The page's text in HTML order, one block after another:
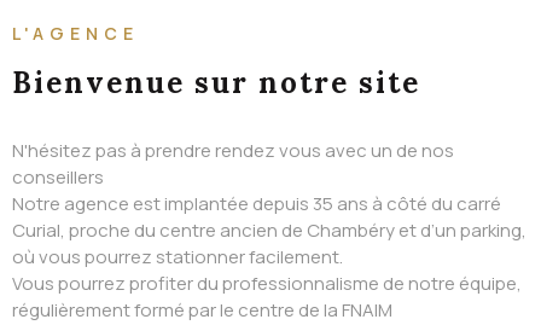
L'AGENCE
Bienvenue sur notre site
N'hésitez pas à prendre rendez vous avec un de nos
conseillers
Notre agence est implantée depuis 35 ans à côté du carré
Curial, proche du centre ancien de Chambéry et d’un parking,
où vous pourrez stationner facilement.
Vous pourrez profiter du professionnalisme de notre équipe,
régulièrement formé par le centre de la FNAIM